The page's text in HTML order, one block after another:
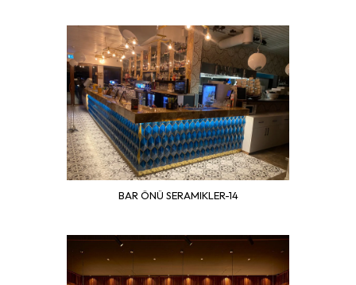
BAR ÖNÜ SERAMIKLER-14